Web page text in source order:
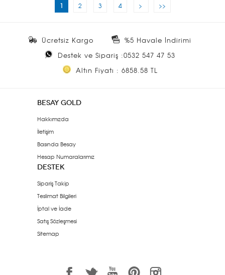
1 2 3 4 > >>
Ücretsiz Kargo
%5 Havale İndirimi
Destek ve Sipariş :0532 547 47 53
Altın Fiyatı : 6858.58 TL
BESAY GOLD
Hakkımızda
İletişim
Basında Besay
Hesap Numaralarımız
DESTEK
Sipariş Takip
Teslimat Bilgileri
İptal ve İade
Satış Sözleşmesi
Sitemap